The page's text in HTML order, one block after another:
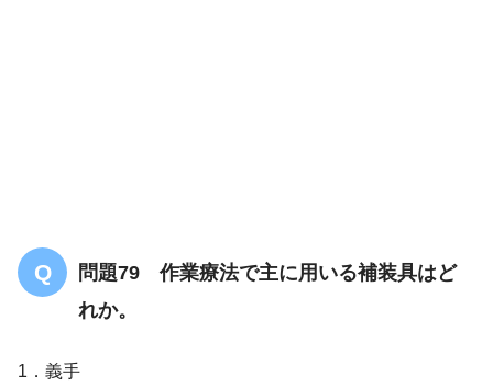
問題79 作業療法で主に用いる補装具はど
れか。
1．義手